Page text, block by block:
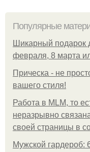
Популярные
Шикарный подарок
февраля, 8 марта
Прическа - не
вашего стиля!
Работа в MLM, то
неразрывно
своей страницы в
Мужской гардероб: